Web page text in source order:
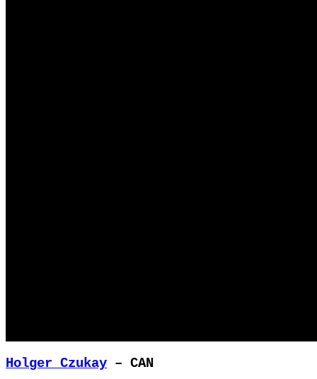
Holger Czukay – CAN